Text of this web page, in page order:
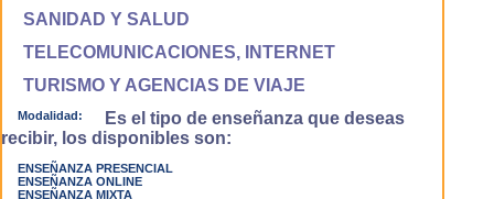
SANIDAD Y SALUD
TELECOMUNICACIONES, INTERNET
TURISMO Y AGENCIAS DE VIAJE
Modalidad:
Es el tipo de enseñanza que deseas
recibir, los disponibles son:
ENSEÑANZA PRESENCIAL
ENSEÑANZA ONLINE
ENSEÑANZA MIXTA